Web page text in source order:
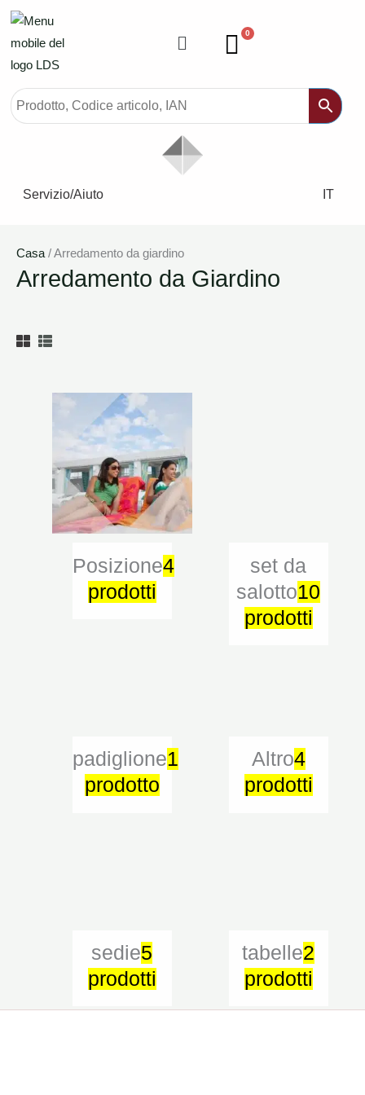
Vai
Menù 0
Servizio/Aiuto IT
Casa / Arredamento da giardino
Arredamento da Giardino
Posizione4
prodotti
set da
salotto10
prodotti
padiglione1
prodotto
Altro4
prodotti
sedie5
prodotti
tabelle2
prodotti